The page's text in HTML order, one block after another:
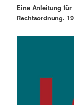
Eine Anleitung für
Rechtsordnung.